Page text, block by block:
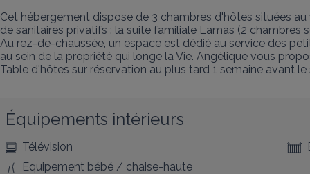
Cet hébergement dispose de 3 chambres d'hôtes situées
de sanitaires privatifs : la suite familiale Lamas (2 chambres
Au rez-de-chaussée, un espace est dédié au service des
au sein de la propriété qui longe la Vie. Angélique vous
Table d'hôtes sur réservation au plus tard 1 semaine avant
Équipements intérieurs
Télévision
Equipement bébé / chaise-haute